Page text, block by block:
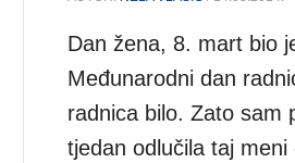
Dan žena, 8. mart bio
Međunarodni dan
radnica bilo. Zato sam
tjedan odlučila taj meni